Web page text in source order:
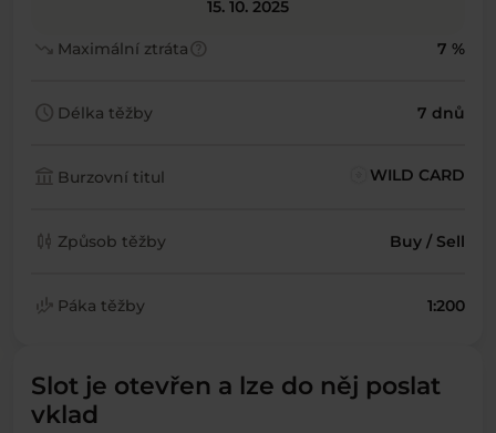
15. 10. 2025
trending_down Maximální ztrátahelp 7 %
schedule Délka těžby 7 dnů
account_balance Burzovní titul WILD CARD
candlestick_chart Způsob těžby Buy / Sell
finance_mode Páka těžby 1:200
Slot je otevřen a lze do něj poslat
vklad